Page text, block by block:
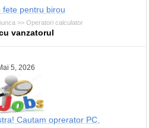
fete pentru birou
>> Operatori calculator
vanzatorul
5, 2026
Cautam oprerator PC.